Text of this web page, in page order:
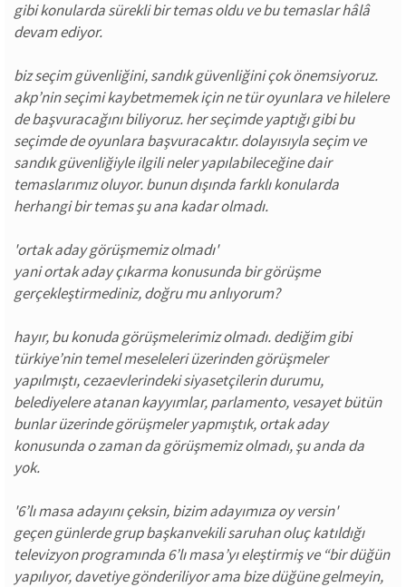
gibi konularda sürekli bir temas oldu ve bu temaslar hâlâ
devam ediyor.
biz seçim güvenliğini, sandık güvenliğini çok önemsiyoruz.
akp’nin seçimi kaybetmemek için ne tür oyunlara ve hilelere
de başvuracağını biliyoruz. her seçimde yaptığı gibi bu
seçimde de oyunlara başvuracaktır. dolayısıyla seçim ve
sandık güvenliğiyle ilgili neler yapılabileceğine dair
temaslarımız oluyor. bunun dışında farklı konularda
herhangi bir temas şu ana kadar olmadı.
'ortak aday görüşmemiz olmadı'
yani ortak aday çıkarma konusunda bir görüşme
gerçekleştirmediniz, doğru mu anlıyorum?
hayır, bu konuda görüşmelerimiz olmadı. dediğim gibi
türkiye’nin temel meseleleri üzerinden görüşmeler
yapılmıştı, cezaevlerindeki siyasetçilerin durumu,
belediyelere atanan kayyımlar, parlamento, vesayet bütün
bunlar üzerinde görüşmeler yapmıştık, ortak aday
konusunda o zaman da görüşmemiz olmadı, şu anda da
yok.
'6’lı masa adayını çeksin, bizim adayımıza oy versin'
geçen günlerde grup başkanvekili saruhan oluç katıldığı
televizyon programında 6’lı masa’yı eleştirmiş ve “bir düğün
yapılıyor, davetiye gönderiliyor ama bize düğüne gelmeyin,